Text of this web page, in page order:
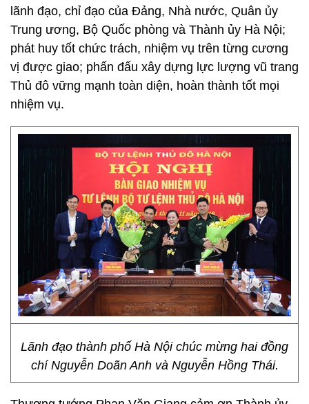
lãnh đạo, chỉ đạo của Đảng, Nhà nước, Quân ủy
Trung ương, Bộ Quốc phòng và Thành ủy Hà Nội;
phát huy tốt chức trách, nhiệm vụ trên từng cương
vị được giao; phấn đấu xây dựng lực lượng vũ trang
Thủ đô vững mạnh toàn diện, hoàn thành tốt mọi
nhiệm vụ.
Lãnh đạo thành phố Hà Nội chúc mừng hai đồng
chí Nguyễn Doãn Anh và Nguyễn Hồng Thái.